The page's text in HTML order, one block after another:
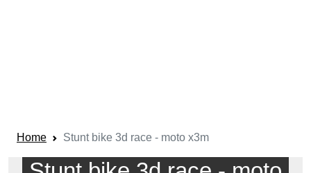
Home Stunt bike 3d race - moto x3m